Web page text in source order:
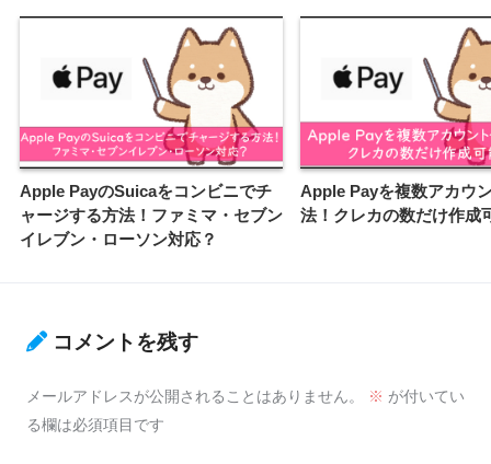
Apple PayのSuicaをコンビニでチ
ャージする方法！ファミマ・セブン
イレブン・ローソン対応？
Apple Payを複数アカウ
法！クレカの数だけ作成
コメントを残す
メールアドレスが公開されることはありません。 ※ が付いてい
る欄は必須項目です